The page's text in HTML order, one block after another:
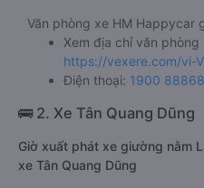
Văn phòng xe HM Happycar
Xem địa chỉ văn
https://vexere.com/vi-
Điện thoại: 1900
🚌 2. Xe Tân Quang Dũng
Giờ xuất phát xe giường nằm
xe Tân Quang Dũng